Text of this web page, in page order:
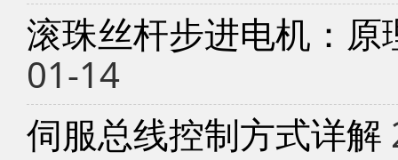
滚珠丝杆步进电机：
01-14
伺服总线控制方式详解